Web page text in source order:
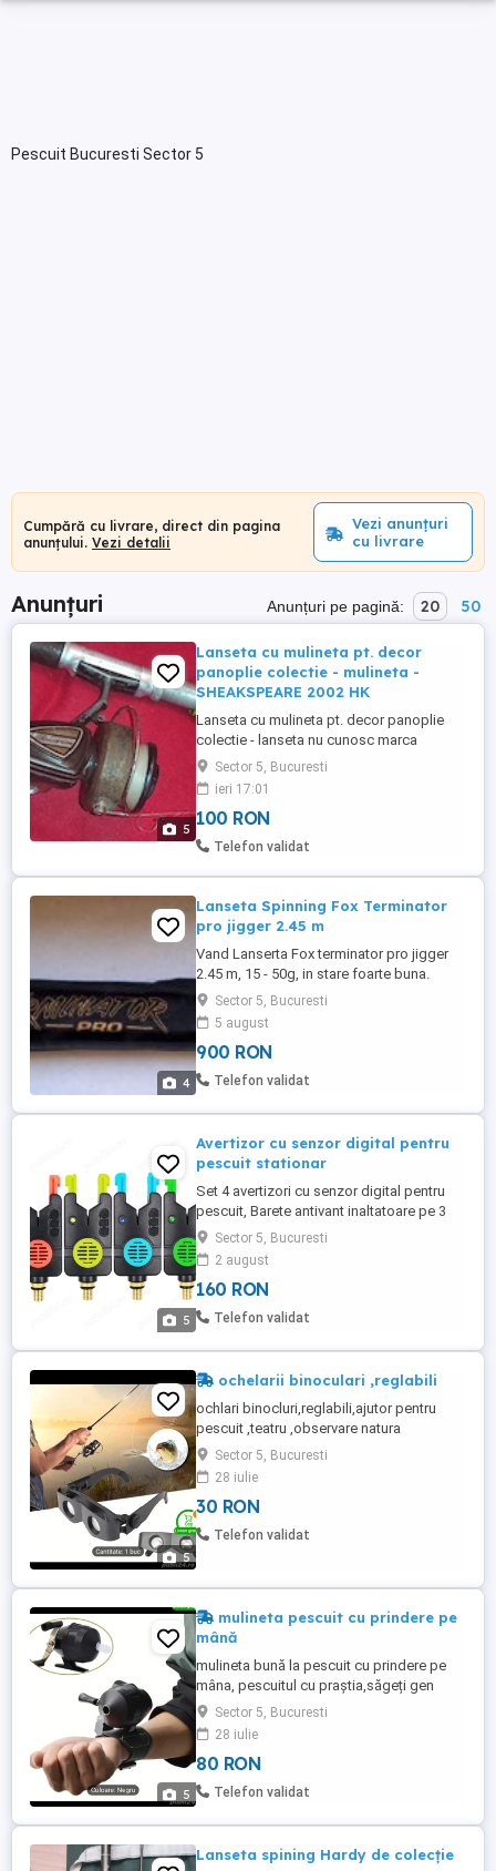
Pescuit Bucuresti Sector 5
Cumpără cu livrare, direct din pagina
anunțului. Vezi detalii
Vezi anunțuri
cu livrare
Anunțuri Anunțuri pe pagină: 20 50
5
Lanseta cu mulineta pt. decor
panoplie colectie - mulineta -
SHEAKSPEARE 2002 HK
Lanseta cu mulineta pt. decor panoplie
colectie - lanseta nu cunosc marca
lungime toala 150 cm mulineta
SHEAKSPEARE 2002 HK pret 100 ron poze
reale
Sector 5, Bucuresti
ieri 17:01
100 RON
Telefon validat
4
Lanseta Spinning Fox Terminator
pro jigger 2.45 m
Vand Lanserta Fox terminator pro jigger
2.45 m, 15 - 50g, in stare foarte buna.
Sector 5, Bucuresti
5 august
900 RON
Telefon validat
5
Avertizor cu senzor digital pentru
pescuit stationar
Set 4 avertizori cu senzor digital pentru
pescuit, Barete antivant inaltatoare pe 3
niveluri, 8 niveluri de volum, 6 niveluri de
ajustare a sensibilitatii, 6 niveluri de
ajustare a tonului, LED luminos Inovație și
performanță se întâlnesc în acest set
avansat de 4 avertizori cu senzor digital,
Sector 5, Bucuresti
2 august
160 RON
Telefon validat
5
ochelarii binoculari ,reglabili
ochlari binocluri,reglabili,ajutor pentru
pescuit ,teatru ,observare natura
Sector 5, Bucuresti
28 iulie
30 RON
Telefon validat
5
mulineta pescuit cu prindere pe
mână
mulineta bună la pescuit cu prindere pe
mâna, pescuitul cu praștia,săgeți gen
harpon10 lei buc. și lansator sageti35 lei
Sector 5, Bucuresti
28 iulie
80 RON
Telefon validat
Lanseta spining Hardy de colecție